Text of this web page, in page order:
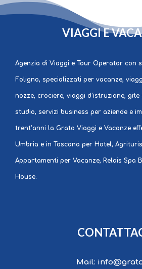
GRATO
VIAGGI E
Agenzia di Viaggi e Tour Operator con
Foligno, specializzati per vacanze,
nozze, crociere, viaggi d’istruzione,
studio, servizi business per aziende e
trent’anni la Grato Viaggi e Vacanze
Umbria e in Toscana per Hotel,
Appartamenti per Vacanze, Relais Spa
House.
Mail: